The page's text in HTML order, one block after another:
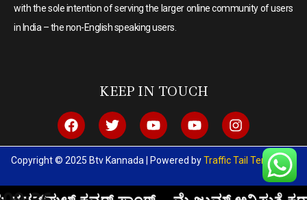
with the sole intention of serving the larger online community of users
in India – the non-English speaking users.
KEEP IN TOUCH
Copyright © 2025 Btv Kannada | Powered byTraffic Tail Templates